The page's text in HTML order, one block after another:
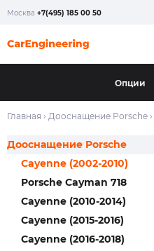
Москва +7(495) 185 00 50
Опции
Главная › Дооснащение Porsche ›
Дооснащение Porsche
Porsche Cayman 718
Cayenne (2002-2010)
Cayenne (2010-2014)
Cayenne (2015-2016)
Cayenne (2016-2018)